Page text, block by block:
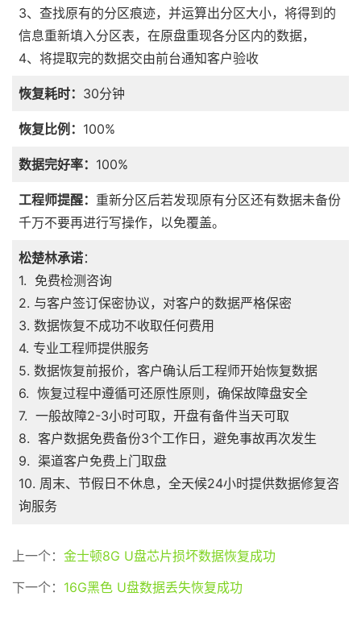
3、查找原有的分区痕迹，并运算出分区大小，将得到的
信息重新填入分区表，在原盘重现各分区内的数据，
4、将提取完的数据交由前台通知客户验收
恢复耗时： 30分钟
恢复比例： 100%
数据完好率： 100%
工程师提醒： 重新分区后若发现原有分区还有数据未备份
千万不要再进行写操作，以免覆盖。
松楚林承诺：
1. 免费检测咨询
2. 与客户签订保密协议，对客户的数据严格保密
3. 数据恢复不成功不收取任何费用
4. 专业工程师提供服务
5. 数据恢复前报价，客户确认后工程师开始恢复数据
6. 恢复过程中遵循可还原性原则，确保故障盘安全
7. 一般故障2-3小时可取，开盘有备件当天可取
8. 客户数据免费备份3个工作日，避免事故再次发生
9. 渠道客户免费上门取盘
10. 周末、节假日不休息，全天候24小时提供数据修复咨
询服务
上一个： 金士顿8G U盘芯片损坏数据恢复成功
下一个： 16G黑色 U盘数据丢失恢复成功